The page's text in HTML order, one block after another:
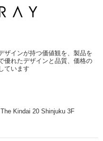
ザインが持つ価値観を、製品を
優れたデザインと品質、価格の
ています
Kindai 20 Shinjuku 3F